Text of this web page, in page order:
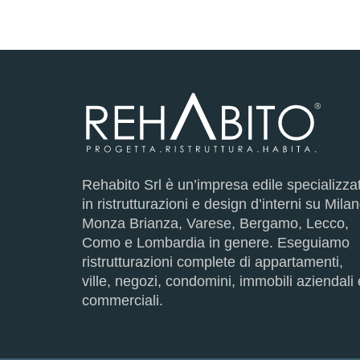
Rehabito Srl è un’impresa edile
in ristrutturazioni e design d’interni su
Monza Brianza, Varese, Bergamo, Lecco,
Como e Lombardia in genere. Eseguiamo
ristrutturazioni complete di appartamenti,
ville, negozi, condomini, immobili aziendali
commerciali.